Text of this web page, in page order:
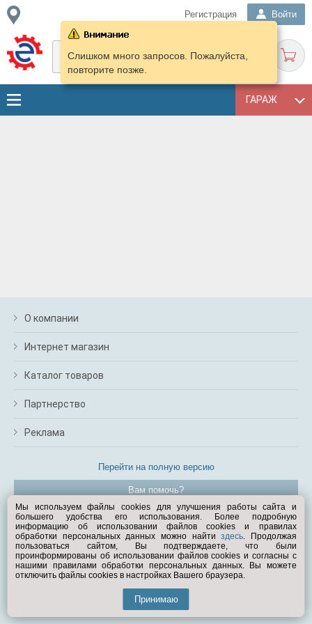
Регистрация Войти
ГАРАЖ
Слишком много запросов. Пожалуйста,
повторите позже.
О компании
Интернет магазин
Каталог товаров
Партнерство
Реклама
Перейти на полную версию
Вам помочь?
© Exist.ru 1998—2026
Мы используем файлы cookies для улучшения работы сайта и
большего удобства его использования. Более подробную
информацию об использовании файлов cookies и правилах
обработки персональных данных можно найтиздесь. Продолжая
пользоваться сайтом, Вы подтверждаете, что были
проинформированы об использовании файлов cookies и согласны с
нашими правилами обработки персональных данных. Вы можете
отключить файлы cookies в настройках Вашего браузера.
Принимаю